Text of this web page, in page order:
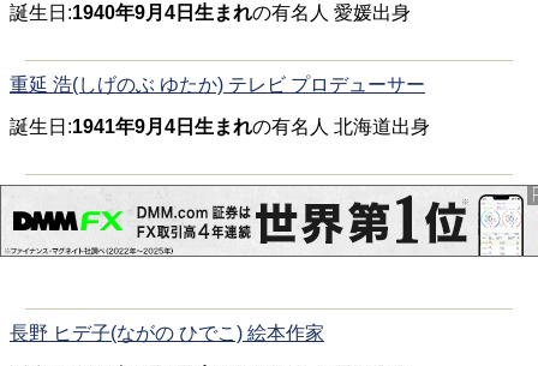
誕生日:1940年9月4日生まれの有名人 愛媛出身
重延 浩(しげのぶ ゆたか) テレビ プロデューサー
誕生日:1941年9月4日生まれの有名人 北海道出身
長野 ヒデ子(ながの ひでこ) 絵本作家